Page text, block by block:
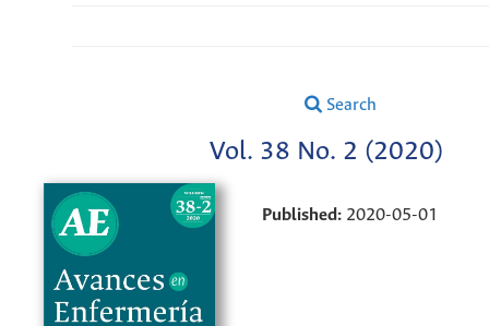
Search
Vol. 38 No. 2 (2020)
Published: 2020-05-01